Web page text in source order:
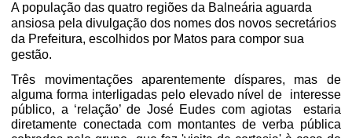
A população das quatro regiões da Balneária aguarda
ansiosa pela divulgação dos nomes dos novos secretários
da Prefeitura, escolhidos por Matos para compor sua
gestão.
Três movimentações aparentemente díspares, mas de
alguma forma interligadas pelo elevado nível de
interesse
público, a ‘relação’ de José Eudes com agiotas
estaria
diretamente conectada com montantes de verba pública